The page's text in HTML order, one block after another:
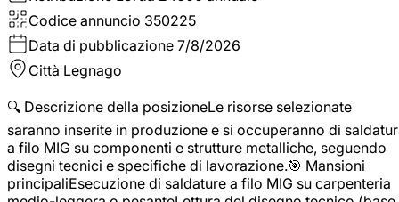
Codice annuncio 350225
Data di pubblicazione 7/8/2026
Città Legnago
🔍 Descrizione della posizioneLe risorse selezionate
saranno inserite in produzione e si occuperanno di
a filo MIG su componenti e strutture metalliche, seguendo
disegni tecnici e specifiche di lavorazione.🎯 Mansioni
principaliEsecuzione di saldature a filo MIG su carpenteria